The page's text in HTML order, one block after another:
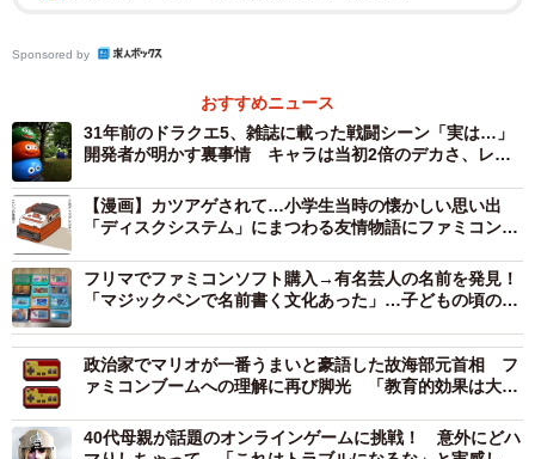
2/2
2024年2月22日に Nintendo Switch™用ソフト「ゲームセンターCX 有野
の挑戦状 1+2 REPLAY（ワンツー リプレイ）」が発売 ©FUJI
TELEVISION/GASCOIN COMPANY ©Bandai Namco Entertainment Inc.
また、カプコンの『ロックマン』に挑戦した2007年5月16
日第7シーズン #46の放送回では10時間を超える激闘を繰り
広げます。以前に挑戦した『ロックマン2』では、12時間か
Sponsored by
おすすめニュース
31年前のドラクエ5、雑誌に載った戦闘シーン「実は…」
開発者が明かす裏事情 キャラは当初2倍のデカさ、レジ
【漫画】カツアゲされて…小学生当時の懐かしい思い出
「ディスクシステム」にまつわる友情物語にファミコン世
フリマでファミコンソフト購入→有名芸人の名前を発見！
「マジックペンで名前書く文化あった」…子どもの頃の所
政治家でマリオが一番うまいと豪語した故海部元首相 フ
ァミコンブームへの理解に再び脚光 「教育的効果は大き
40代母親が話題のオンラインゲームに挑戦！ 意外にどハ